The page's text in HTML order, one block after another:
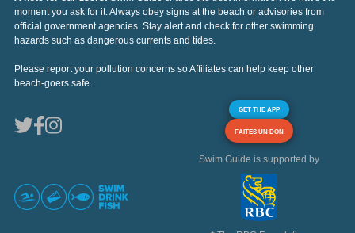
moment you ask for it. Always obey signs at the beach or advisories from
official government agencies. Stay alert and check for other swimming
hazards such as dangerous currents and tides.
Please report your pollution concerns so Affiliates can help keep other
beach-goers safe.
GET THE APP
FAITES UN DON
Swim Guide is supported by